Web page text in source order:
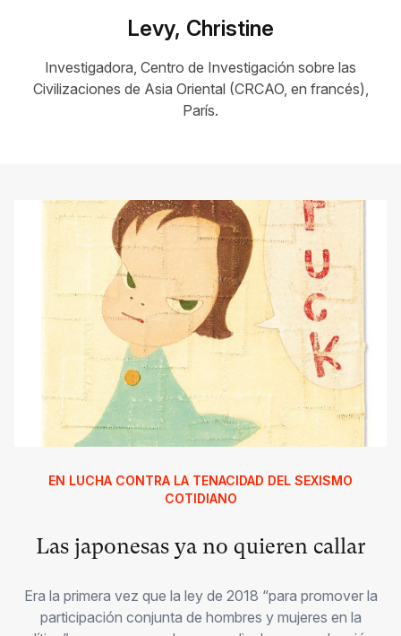
Levy, Christine
Investigadora, Centro de Investigación sobre las
Civilizaciones de Asia Oriental (CRCAO, en francés),
París.
EN LUCHA CONTRA LA TENACIDAD DEL SEXISMO
COTIDIANO
Las japonesas ya no quieren callar
Era la primera vez que la ley de 2018 “para promover la
participación conjunta de hombres y mujeres en la